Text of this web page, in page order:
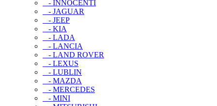
- INNOCENTI
- JAGUAR
- JEEP
- KIA
- LADA
- LANCIA
- LAND ROVER
- LEXUS
- LUBLIN
- MAZDA
- MERCEDES
- MINI